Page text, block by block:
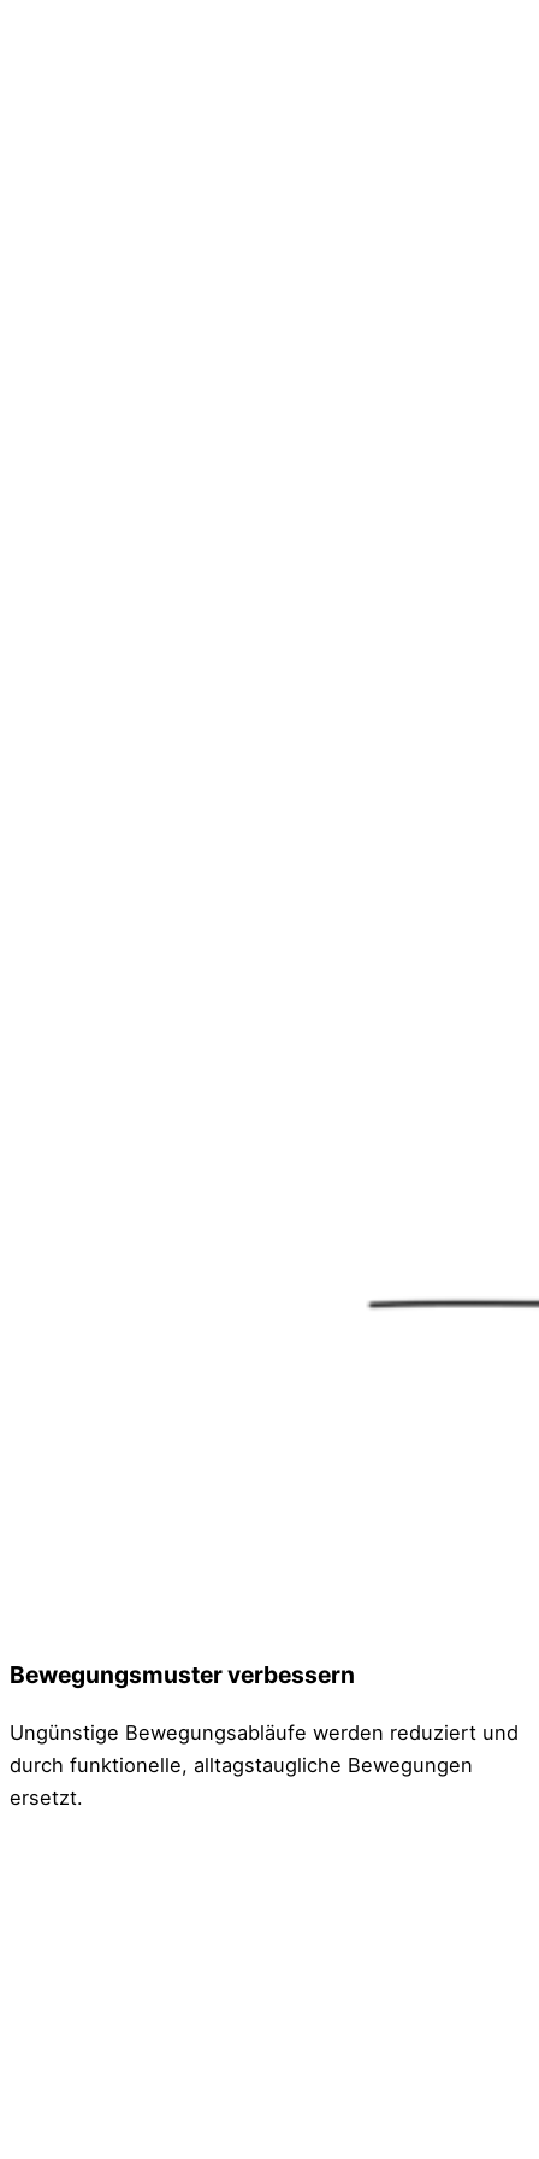
Bewegungsmuster verbessern
Ungünstige Bewegungsabläufe werden reduziert und
durch funktionelle, alltagstaugliche Bewegungen
ersetzt.